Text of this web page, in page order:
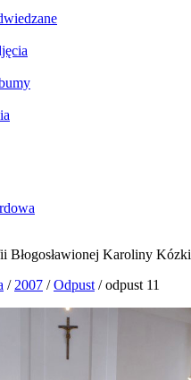
Błogosławionej Karoliny Kózki
/ 2007 /Odpust /odpust 11